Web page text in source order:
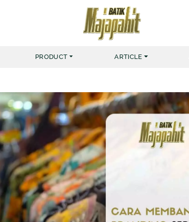
PRODUCT
MERK BATIK MAJAPAHIT
MUSLIM NUR HAFID
MUSLIM NUR AINI
KEMEJA ZIGGER
KEMEJA YARDRISS
ARTICLE